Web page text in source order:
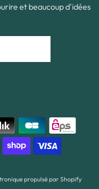
et beaucoup d'idées
propulsé par Shopify